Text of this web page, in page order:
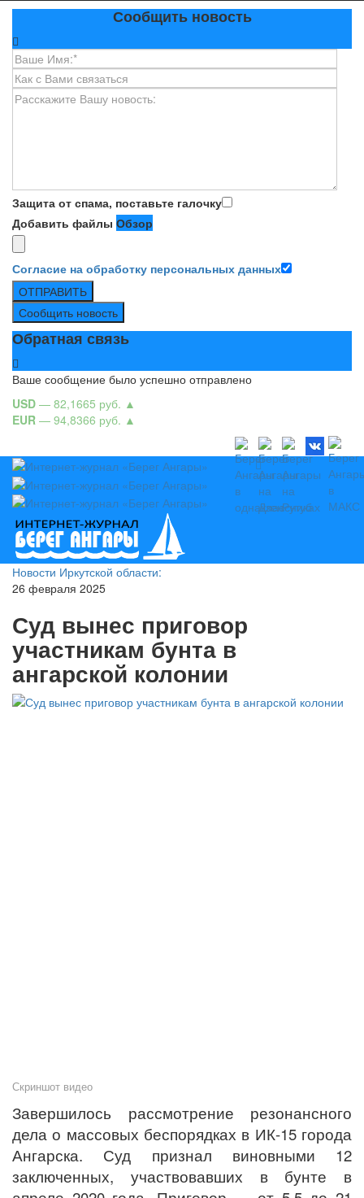
Сообщить новость
Защита от спама, поставьте галочку
Добавить файлы Обзор
Согласие на обработку персональных данных
ОТПРАВИТЬ
Сообщить новость
Обратная связь
Ваше сообщение было успешно отправлено
USD — 82,1665 руб. ▲
EUR — 94,8366 руб. ▲
Новости Иркутской области:
26 февраля 2025
Суд вынес приговор
участникам бунта в
ангарской колонии
Скриншот видео
Завершилось рассмотрение резонансного
дела о массовых беспорядках в ИК-15 города
Ангарска. Суд признал виновными 12
заключенных, участвовавших в бунте в